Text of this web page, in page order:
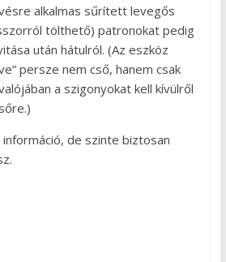
alkalmas sűrített levegős
tölthető) patronokat pedig
után hátulról. (Az eszköz
persze nem cső, hanem csak
a szigonyokat kell kívülről
de szinte biztosan